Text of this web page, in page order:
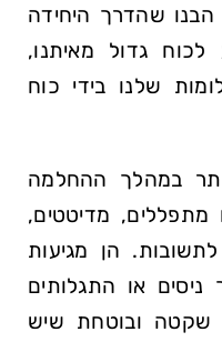
שהדרך היחידה
גדול מאיתנו,
שלנו בידי כוח
במהלך ההחלמה
מדיטטים,
הן מגיעות
ניסים או התגלותים
שקטה ובוטחת שיש